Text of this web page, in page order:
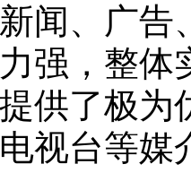
闻、广告
强，整体
供了极
视台等媒